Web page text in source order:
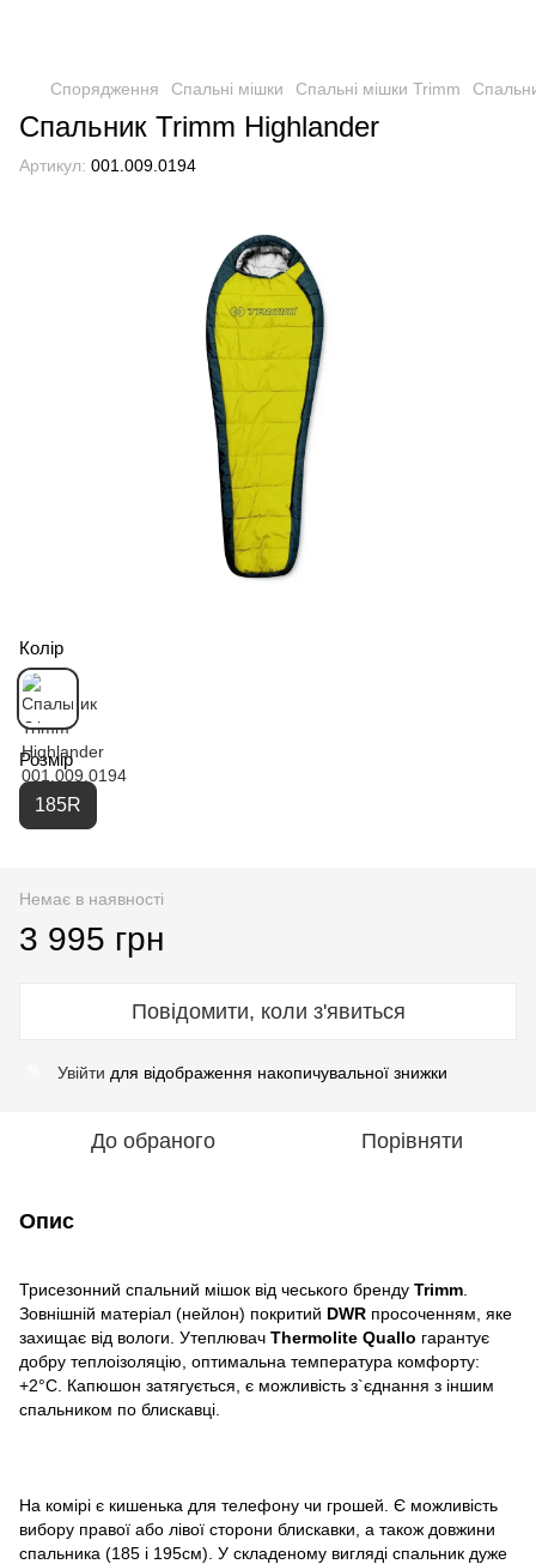
Спорядження Спальні мішки Спальні мішки Trimm
Спальник Trimm Highlander
Артикул: 001.009.0194
Колір
Розмір
185R
Немає в наявності
3 995 грн
Повідомити, коли з'явиться
Увійти для відображення накопичувальної знижки
До обраного Порівняти
Опис
Трисезонний спальний мішок від чеського бренду Trimm
Зовнішній матеріал (нейлон) покритий DWR просоченням, яке
захищає від вологи. Утеплювач Thermolite Quallo гарантує
добру теплоізоляцію, оптимальна температура комфорту:
+2°С. Капюшон затягується, є можливість з`єднання з іншим
спальником по блискавці.
На комірі є кишенька для телефону чи грошей. Є можливість
вибору правої або лівої сторони блискавки, а також довжини
спальника (185 і 195см). У складеному вигляді спальник дуже